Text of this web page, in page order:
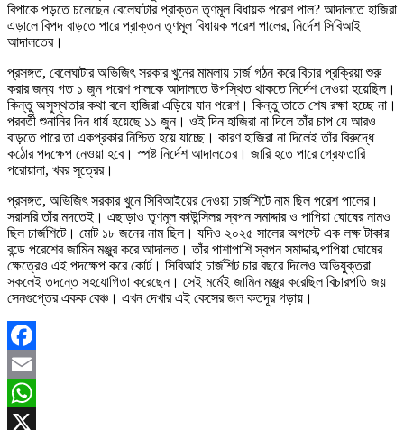
বিপাকে পড়তে চলেছেন বেলেঘাটার প্রাক্তন তৃণমূল বিধায়ক পরেশ পাল? আদালতে হাজিরা
এড়ালে বিপদ বাড়তে পারে প্রাক্তন তৃণমূল বিধায়ক পরেশ পালের, নির্দেশ সিবিআই
আদালতের।
প্রসঙ্গত, বেলেঘাটার অভিজিৎ সরকার খুনের মামলায় চার্জ গঠন করে বিচার প্রক্রিয়া শুরু
করার জন্য গত ১ জুন পরেশ পালকে আদালতে উপস্থিত থাকতে নির্দেশ দেওয়া হয়েছিল।
কিন্তু অসুস্থতার কথা বলে হাজিরা এড়িয়ে যান পরেশ। কিন্তু তাতে শেষ রক্ষা হচ্ছে না।
পরবর্তী শুনানির দিন ধার্য হয়েছে ১১ জুন। ওই দিন হাজিরা না দিলে তাঁর চাপ যে আরও
বাড়তে পারে তা একপ্রকার নিশ্চিত হয়ে যাচ্ছে। কারণ হাজিরা না দিলেই তাঁর বিরুদ্ধে
কঠোর পদক্ষেপ নেওয়া হবে। স্পষ্ট নির্দেশ আদালতের। জারি হতে পারে গ্রেফতারি
পরোয়ানা, খবর সূত্রের।
প্রসঙ্গত, অভিজিৎ সরকার খুনে সিবিআইয়ের দেওয়া চার্জশিটে নাম ছিল পরেশ পালের।
সরাসরি তাঁর মদতেই। এছাড়াও তৃণমূল কাউন্সিলর স্বপন সমাদ্দার ও পাপিয়া ঘোষের নামও
ছিল চার্জশিটে। মোট ১৮ জনের নাম ছিল। যদিও ২০২৫ সালের অগস্টে এক লক্ষ টাকার
বন্ডে পরেশের জামিন মঞ্জুর করে আদালত। তাঁর পাশাপাশি স্বপন সমাদ্দার,পাপিয়া ঘোষের
ক্ষেত্রেও এই পদক্ষেপ করে কোর্ট। সিবিআই চার্জশিট চার বছরে দিলেও অভিযুক্তরা
সকলেই তদন্তে সহযোগিতা করেছেন। সেই মর্মেই জামিন মঞ্জুর করেছিল বিচারপতি জয়
সেনগুপ্তের একক বেঞ্চ। এখন দেখার এই কেসের জল কতদূর গড়ায়।
Facebook
Email
WhatsApp